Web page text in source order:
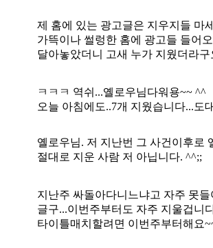
제 홈에 있는 광고글은 지우지들 마
가뜩이나 썰렁한 홈에 광고들 들어
달아놓았더니 고새 누가 지웠더라구
ㅋㅋㅋ 역쉬...옐로우님다워용~~ ^^
오늘 아침에도..7개 지웠습니다...도
옐로우님. 저 지난번 그 사건이후로
절대로 지운 사람 저 아닙니다. ^^;;
지난주 싸돌아다니느냐고 자주 못
글구...이번주부터도 자주 지울겁니
타이틀매치할려면 이번주부터해요